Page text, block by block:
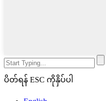
ပိတ်ရန် ESC ကိုနှိပ်ပါ